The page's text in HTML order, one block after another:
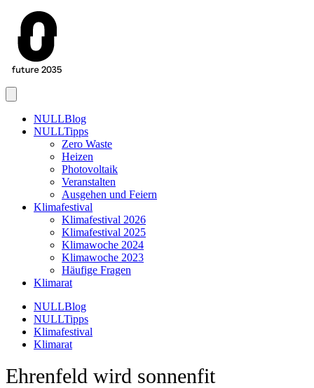
NULLBlog
NULLTipps
Zero Waste
Heizen
Photovoltaik
Veranstalten
Ausgehen und Feiern
Klimafestival
Klimafestival 2026
Klimafestival 2025
Klimawoche 2024
Klimawoche 2023
Häufige Fragen
Klimarat
NULLBlog
NULLTipps(Alt+Enter um Untermenü zu öffnen und zu
Klimafestival
Klimarat
Ehrenfeld wird sonnenfit